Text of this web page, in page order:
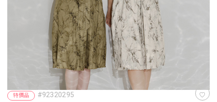
特價品 #92320295